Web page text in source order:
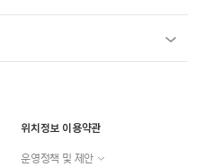
위치정보 이용약관
운영정책 및 제안